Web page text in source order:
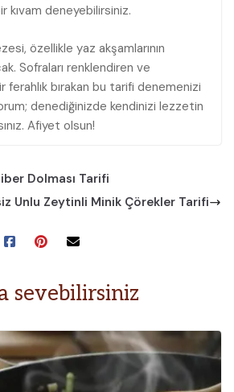
kıvam deneyebilirsiniz.
özellikle yaz akşamlarının
Sofraları renklendiren ve
ferahlık bırakan bu tarifi denemenizi
denediğinizde kendinizi lezzetin
Afiyet olsun!
Dolması Tarifi
Unlu Zeytinli Minik Çörekler Tarifi
sevebilirsiniz